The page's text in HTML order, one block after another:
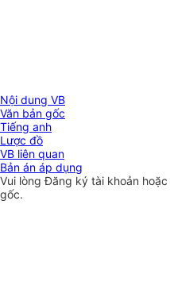
Nội dung VB
Văn bản gốc
Tiếng anh
Lược đồ
VB liên quan
Bản án áp dụng
Vui lòngĐăng ký tài khoản hoặc
gốc.